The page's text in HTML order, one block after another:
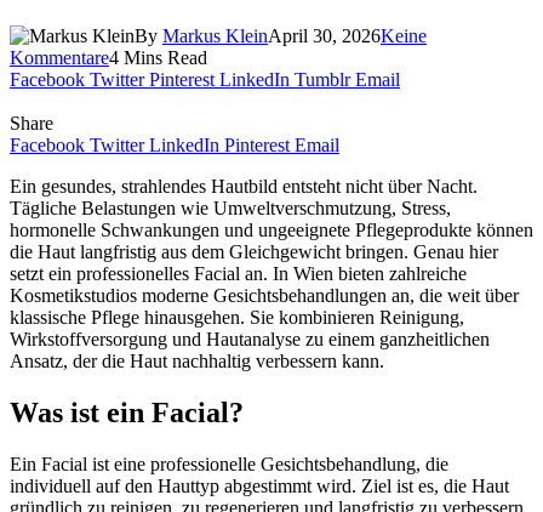
By Markus KleinApril 30, 2026Keine
Kommentare4 Mins Read
Facebook Twitter Pinterest LinkedIn Tumblr Email
Share
Facebook Twitter LinkedIn Pinterest Email
Ein gesundes, strahlendes Hautbild entsteht nicht über Nacht.
Tägliche Belastungen wie Umweltverschmutzung, Stress,
hormonelle Schwankungen und ungeeignete Pflegeprodukte können
die Haut langfristig aus dem Gleichgewicht bringen. Genau hier
setzt ein professionelles Facial an. In Wien bieten zahlreiche
Kosmetikstudios moderne Gesichtsbehandlungen an, die weit über
klassische Pflege hinausgehen. Sie kombinieren Reinigung,
Wirkstoffversorgung und Hautanalyse zu einem ganzheitlichen
Ansatz, der die Haut nachhaltig verbessern kann.
Was ist ein Facial?
Ein Facial ist eine professionelle Gesichtsbehandlung, die
individuell auf den Hauttyp abgestimmt wird. Ziel ist es, die Haut
gründlich zu reinigen, zu regenerieren und langfristig zu verbessern.